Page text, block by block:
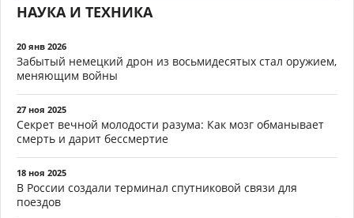
НАУКА И ТЕХНИКА
20 янв 2026
Забытый немецкий дрон из восьмидесятых стал оружием,
меняющим войны
27 ноя 2025
Секрет вечной молодости разума: Как мозг обманывает
смерть и дарит бессмертие
18 ноя 2025
В России создали терминал спутниковой связи для
поездов